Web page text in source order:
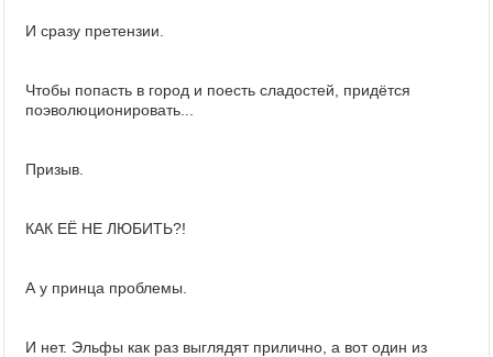
И сразу претензии.
Чтобы попасть в город и поесть сладостей, придётся
поэволюционировать...
Призыв.
КАК ЕЁ НЕ ЛЮБИТЬ?!
А у принца проблемы.
И нет. Эльфы как раз выглядят прилично, а вот один из